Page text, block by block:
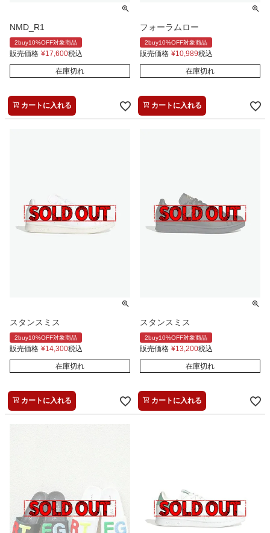
NMD_R1
2buy10%OFF対象商品
販売価格 ¥17,600税込
在庫切れ
カートに入れる
フォーラムロー
2buy10%OFF対象商品
販売価格 ¥10,989税込
在庫切れ
カートに入れる
スタンスミス
2buy10%OFF対象商品
販売価格 ¥14,300税込
在庫切れ
カートに入れる
スタンスミス
2buy10%OFF対象商品
販売価格 ¥13,200税込
在庫切れ
カートに入れる